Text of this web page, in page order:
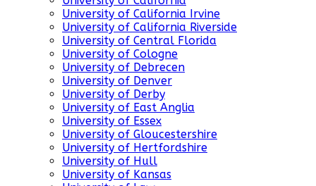
University of California Irvine
University of California Riverside
University of Central Florida
University of Cologne
University of Debrecen
University of Denver
University of Derby
University of East Anglia
University of Essex
University of Gloucestershire
University of Hertfordshire
University of Hull
University of Kansas